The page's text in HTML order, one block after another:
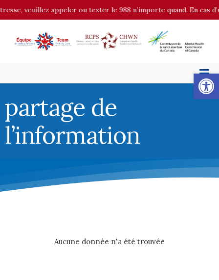
veuillez appeler ou texter le 988 n’importe quand. En cas
partage de
l’information
Aucune donnée n'a été trouvée